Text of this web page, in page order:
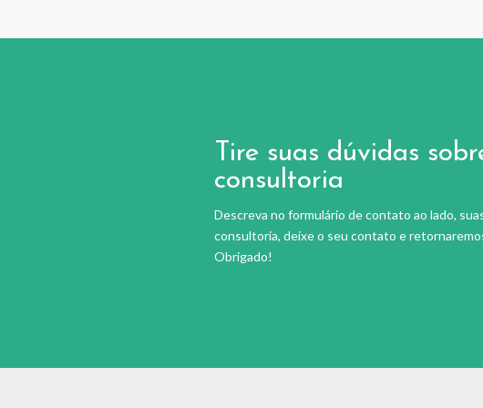
Tire suas dúvidas
consultoria
Descreva no formulário de contato ao lado,
consultoria, deixe o seu contato e
Obrigado!